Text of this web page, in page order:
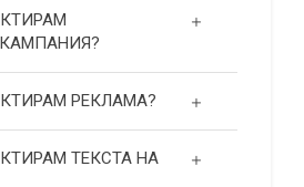
РЕКЛАМА?
ТЕКСТА НА